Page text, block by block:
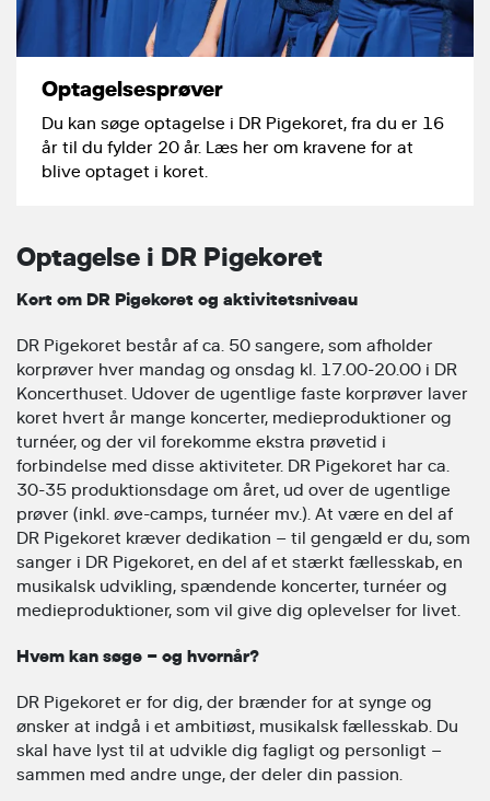
Optagelsesprøver
Du kan søge optagelse i DR Pigekoret, fra du er 16
år til du fylder 20 år. Læs her om kravene for at
blive optaget i koret.
Optagelse i DR Pigekoret
Kort om DR Pigekoret og aktivitetsniveau
DR Pigekoret består af ca. 50 sangere, som afholder
korprøver hver mandag og onsdag kl. 17.00-20.00 i DR
Koncerthuset. Udover de ugentlige faste korprøver laver
koret hvert år mange koncerter, medieproduktioner og
turnéer, og der vil forekomme ekstra prøvetid i
forbindelse med disse aktiviteter. DR Pigekoret har ca.
30-35 produktionsdage om året, ud over de ugentlige
prøver (inkl. øve-camps, turnéer mv.). At være en del af
DR Pigekoret kræver dedikation – til gengæld er du, som
sanger i DR Pigekoret, en del af et stærkt fællesskab, en
musikalsk udvikling, spændende koncerter, turnéer og
medieproduktioner, som vil give dig oplevelser for livet.
Hvem kan søge – og hvornår?
DR Pigekoret er for dig, der brænder for at synge og
ønsker at indgå i et ambitiøst, musikalsk fællesskab. Du
skal have lyst til at udvikle dig fagligt og personligt –
sammen med andre unge, der deler din passion.